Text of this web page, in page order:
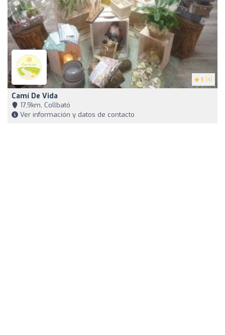
5 (4)
Camí De Vida
17,9km, Collbató
Ver información y datos de contacto